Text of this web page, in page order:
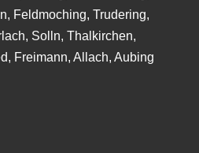
Feldmoching, Trudering,
Solln, Thalkirchen,
Freimann, Allach, Aubing